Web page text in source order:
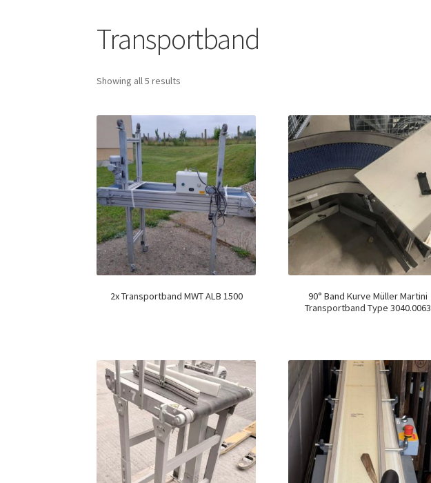
Transportband
Showing all 5 results
2x Transportband MWT ALB 1500
90° Band Kurve Müller Martini
Transportband Type 3040.0063